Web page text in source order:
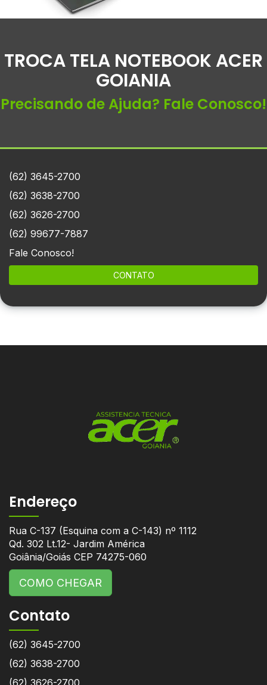
TROCA TELA NOTEBOOK ACER
GOIANIA
Precisando de Ajuda? Fale Conosco!
(62) 3645-2700
(62) 3638-2700
(62) 3626-2700
(62) 99677-7887
Fale Conosco!
CONTATO
Endereço
Rua C-137 (Esquina com a C-143) nº 1112
Qd. 302 Lt.12- Jardim América
Goiânia/Goiás CEP 74275-060
COMO CHEGAR
Contato
(62) 3645-2700
(62) 3638-2700
(62) 3626-2700